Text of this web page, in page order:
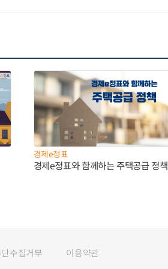
경제e정표
경제e정표와 함께하는 주택공급 정책
수집거부 이용약관